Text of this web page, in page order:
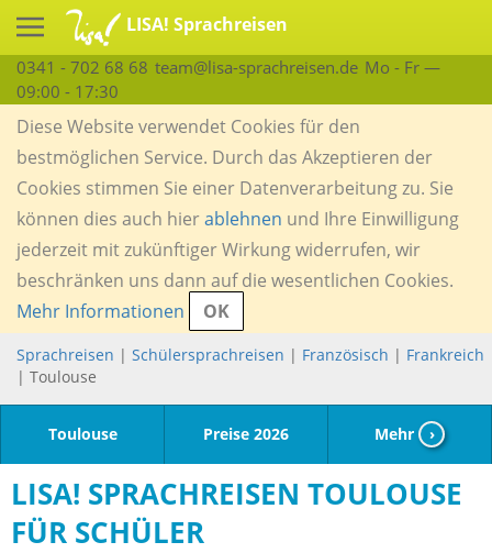
LISA! Sprachreisen
0341 - 702 68 68 team@lisa-sprachreisen.de Mo - Fr —
09:00 - 17:30
Diese Website verwendet Cookies für den
bestmöglichen Service. Durch das Akzeptieren der
Cookies stimmen Sie einer Datenverarbeitung zu. Sie
können dies auch hierablehnen und Ihre Einwilligung
jederzeit mit zukünftiger Wirkung widerrufen, wir
beschränken uns dann auf die wesentlichen Cookies.
Mehr Informationen
OK
Sprachreisen | Schülersprachreisen | Französisch | Frankreich
| Toulouse
Toulouse Preise 2026 Mehr ›
LISA! SPRACHREISEN TOULOUSE
FÜR SCHÜLER